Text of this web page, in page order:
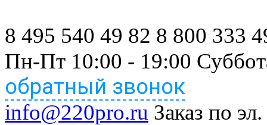
8 495 540 49 82 8 800 333
Пн-Пт 10:00 - 19:00
обратный звонок
info@220pro.ru Заказ по